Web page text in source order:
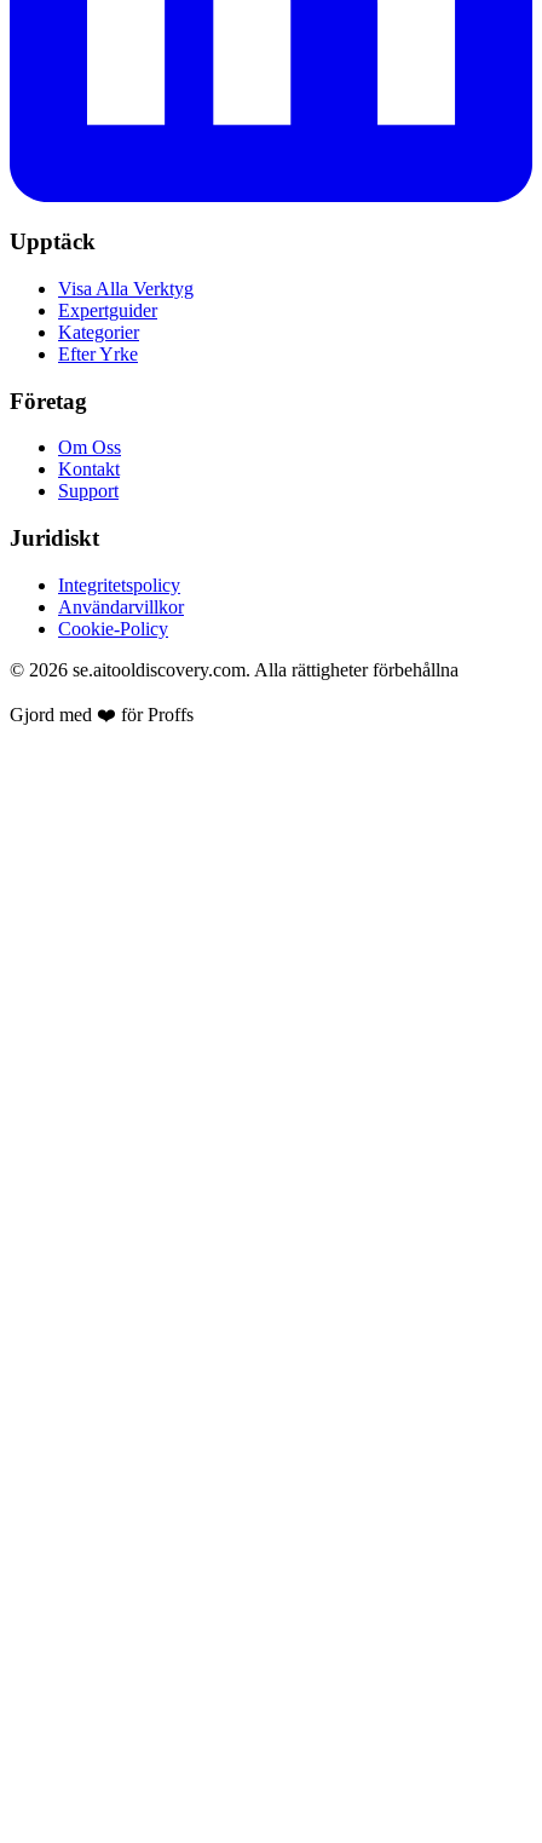
Upptäck
Visa Alla Verktyg
Expertguider
Kategorier
Efter Yrke
Företag
Om Oss
Kontakt
Support
Juridiskt
Integritetspolicy
Användarvillkor
Cookie-Policy
© 2026 se.aitooldiscovery.com. Alla rättigheter förbehållna
Gjord med ❤️ för Proffs